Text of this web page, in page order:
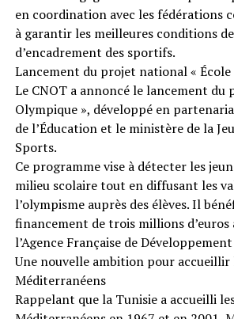
en coordination avec les fédérations
à garantir les meilleures conditions
d’encadrement des sportifs.
Lancement du projet national « École
Le CNOT a annoncé le lancement du
Olympique », développé en
de l’Éducation et le ministère de la
Sports.
Ce programme vise à détecter les
milieu scolaire tout en diffusant les
l’olympisme auprès des élèves. Il
financement de trois millions d’euros
l’Agence Française de
Une nouvelle ambition pour accueillir
Méditerranéens
Rappelant que la Tunisie a accueilli